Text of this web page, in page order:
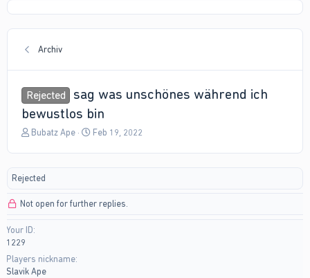
Archiv
Rejected
sag was unschönes während ich
bewustlos bin
T
a
s
a
t
e
Bubatz Ape
S
a
Feb 19, 2022
Rejected
Not open for further replies.
Your ID
1229
Players nickname
Slavik Ape